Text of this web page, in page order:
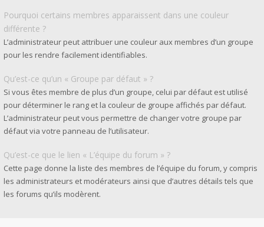
Pourquoi certains membres apparaissent dans une couleur
différente ?
L’administrateur peut attribuer une couleur aux membres d’un groupe
pour les rendre facilement identifiables.
Qu’est-ce qu’un « Groupe par défaut » ?
Si vous êtes membre de plus d’un groupe, celui par défaut est utilisé
pour déterminer le rang et la couleur de groupe affichés par défaut.
L’administrateur peut vous permettre de changer votre groupe par
défaut via votre panneau de l’utilisateur.
Qu’est-ce que le lien « L’équipe du forum » ?
Cette page donne la liste des membres de l’équipe du forum, y compris
les administrateurs et modérateurs ainsi que d’autres détails tels que
les forums qu’ils modèrent.